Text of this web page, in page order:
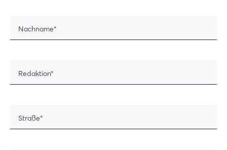
Nachname
Redaktion
Straße